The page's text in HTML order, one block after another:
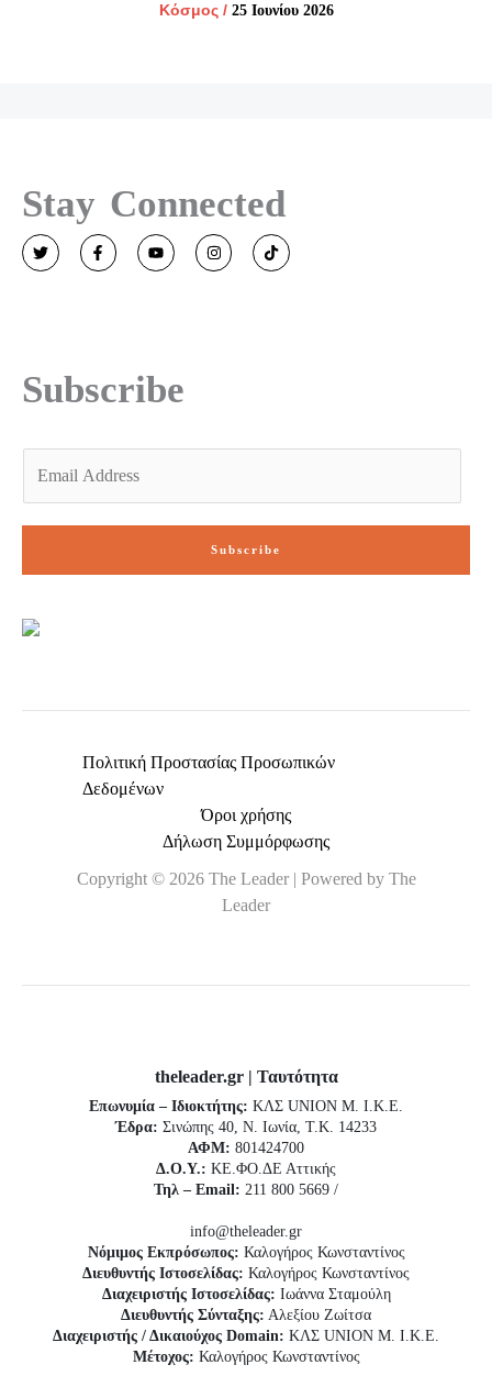
Κόσμος/ 25 Ιουνίου 2026
Stay Connected
T
w
i
F
a
c
Y
o
u
I
n
s
T
i
k
Subscribe
Subscribe
Πολιτική Προστασίας Προσωπικών
Δεδομένων
Όροι χρήσης
Δήλωση Συμμόρφωσης
Copyright © 2026 The Leader | Powered by The
Leader
theleader.gr | Ταυτότητα
Επωνυμία – Ιδιοκτήτης: ΚΛΣ UNION Μ. Ι.Κ.Ε.
Έδρα: Σινώπης 40, Ν. Ιωνία, Τ.Κ. 14233
ΑΦΜ: 801424700
Δ.Ο.Υ.: ΚΕ.ΦΟ.ΔΕ Αττικής
Τηλ – Email: 211 800 5669 /
info@theleader.gr
Νόμιμος Εκπρόσωπος: Καλογήρος Κωνσταντίνος
Διευθυντής Ιστοσελίδας: Καλογήρος Κωνσταντίνος
Διαχειριστής Ιστοσελίδας: Ιωάννα Σταμούλη
Διευθυντής Σύνταξης: Αλεξίου Ζωίτσα
Διαχειριστής / Δικαιούχος Domain: ΚΛΣ UNION Μ. Ι.Κ.Ε.
Μέτοχος: Καλογήρος Κωνσταντίνος